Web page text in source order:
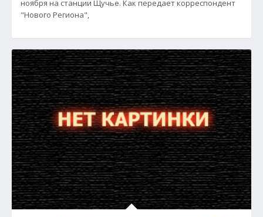
ноября на станции Щучье. Как передает корреспондент
"Нового Региона",